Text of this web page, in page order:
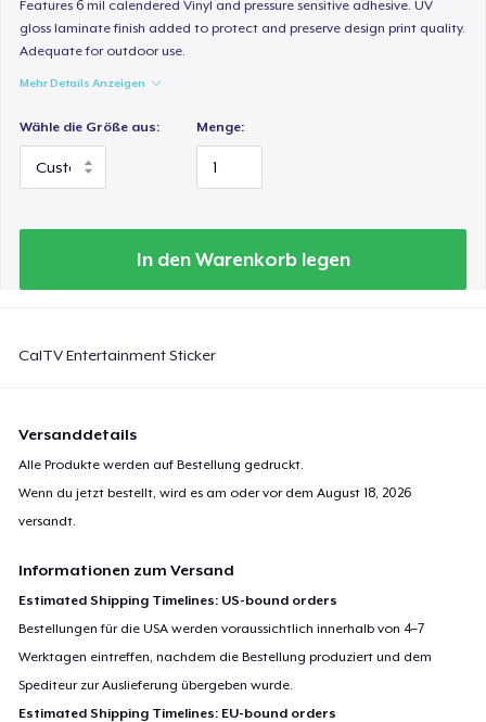
Features 6 mil calendered Vinyl and pressure sensitive adhesive. UV
gloss laminate finish added to protect and preserve design print quality.
Adequate for outdoor use.
Mehr Details Anzeigen
Wähle die Größe aus: Menge:
In den Warenkorb legen
CalTV Entertainment Sticker
Versanddetails
Alle Produkte werden auf Bestellung gedruckt.
Wenn du jetzt bestellt, wird es am oder vor demAugust 18, 2026
versandt.
Informationen zum Versand
Estimated Shipping Timelines: US-bound orders
Bestellungen für die USA werden voraussichtlich innerhalb von 4–7
Werktagen eintreffen, nachdem die Bestellung produziert und dem
Spediteur zur Auslieferung übergeben wurde.
Estimated Shipping Timelines: EU-bound orders